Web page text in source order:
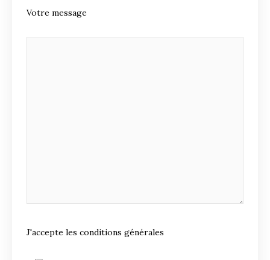
Votre message
J'accepte les conditions générales